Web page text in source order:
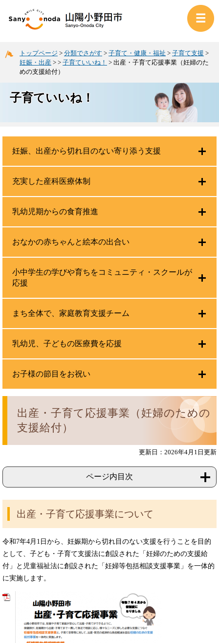
トップページ > 分類でさがす > 子育て・健康・福祉 > 子育て支援 >
妊娠・出産 > > 子育ていいね！ > 出産・子育て応援事業（妊婦のた
めの支援給付）
子育ていいね！
出産・子育て応援事業（妊婦のための
支援給付）
更新日：2026年4月1日更新
ページ内目次
出産・子育て応援事業について
令和7年4月1日から、妊娠期から切れ目のない支援を行うことを目的
として、子ども・子育て支援法に創設された「妊婦のための支援給
付」と児童福祉法に創設された「妊婦等包括相談支援事業」を一体的
に実施します。
妊娠、出産から切れ目のない寄り添う支援
充実した産科医療体制
乳幼児期からの食育推進
おなかの赤ちゃんと絵本の出合い
小中学生の学びや育ちをコミュニティ・スクールが
応援
まち全体で、家庭教育支援チーム
乳幼児、子どもの医療費を応援
お子様の節目をお祝い